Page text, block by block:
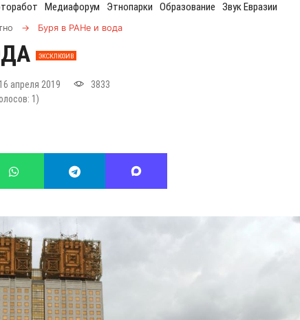
Медиафорум Этнопарки Образование Звук Евразии
→ Буря в РАНе и вода
ЭКСКЛЮЗИВ
16 апреля 2019
3833
1 )